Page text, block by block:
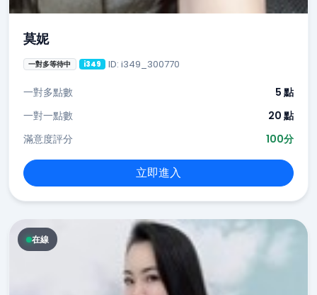
莫妮
一對多等待中 i349 ID: i349_300770
一對多點數
5 點
一對一點數
20 點
滿意度評分
100分
立即進入
在線